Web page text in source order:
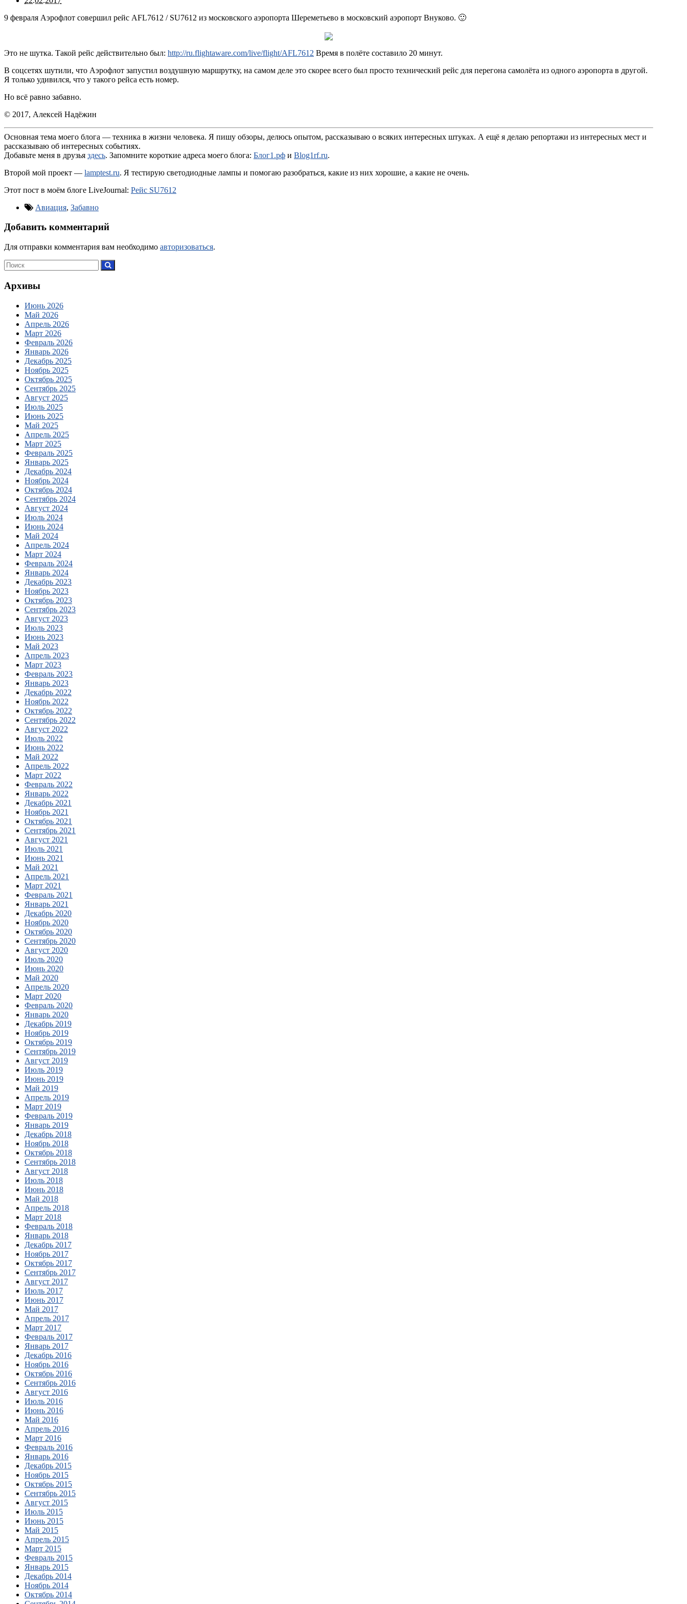
9 февраля Аэрофлот совершил рейс AFL7612 / SU7612 из московского аэропорта Шереметьево в московский аэропорт Внуково. 🙂
Это не шутка. Такой рейс действительно был: http://ru.flightaware.com/live/flight/AFL7612 Время в полёте составило 20 минут.
В соцсетях шутили, что Аэрофлот запустил воздушную маршрутку, на самом деле это скорее всего был просто технический рейс для перегона самолёта из одного аэропорта в другой.
Я только удивился, что у такого рейса есть номер.
Но всё равно забавно.
© 2017, Алексей Надёжин
Основная тема моего блога — техника в жизни человека. Я пишу обзоры, делюсь опытом, рассказываю о всяких интересных штуках. А ещё я делаю репортажи из интересных мест и
рассказываю об интересных событиях.
Добавьте меня в друзья здесь. Запомните короткие адреса моего блога: Блог1.рф и Blog1rf.ru.
Второй мой проект — lamptest.ru. Я тестирую светодиодные лампы и помогаю разобраться, какие из них хорошие, а какие не очень.
Этот пост в моём блоге LiveJournal: Рейс SU7612
Авиация, Забавно
Добавить комментарий
Для отправки комментария вам необходимо авторизоваться.
Архивы
Июнь 2026
Май 2026
Апрель 2026
Март 2026
Февраль 2026
Январь 2026
Декабрь 2025
Ноябрь 2025
Октябрь 2025
Сентябрь 2025
Август 2025
Июль 2025
Июнь 2025
Май 2025
Апрель 2025
Март 2025
Февраль 2025
Январь 2025
Декабрь 2024
Ноябрь 2024
Октябрь 2024
Сентябрь 2024
Август 2024
Июль 2024
Июнь 2024
Май 2024
Апрель 2024
Март 2024
Февраль 2024
Январь 2024
Декабрь 2023
Ноябрь 2023
Октябрь 2023
Сентябрь 2023
Август 2023
Июль 2023
Июнь 2023
Май 2023
Апрель 2023
Март 2023
Февраль 2023
Январь 2023
Декабрь 2022
Ноябрь 2022
Октябрь 2022
Сентябрь 2022
Август 2022
Июль 2022
Июнь 2022
Май 2022
Апрель 2022
Март 2022
Февраль 2022
Январь 2022
Декабрь 2021
Ноябрь 2021
Октябрь 2021
Сентябрь 2021
Август 2021
Июль 2021
Июнь 2021
Май 2021
Апрель 2021
Март 2021
Февраль 2021
Январь 2021
Декабрь 2020
Ноябрь 2020
Октябрь 2020
Сентябрь 2020
Август 2020
Июль 2020
Июнь 2020
Май 2020
Апрель 2020
Март 2020
Февраль 2020
Январь 2020
Декабрь 2019
Ноябрь 2019
Октябрь 2019
Сентябрь 2019
Август 2019
Июль 2019
Июнь 2019
Май 2019
Апрель 2019
Март 2019
Февраль 2019
Январь 2019
Декабрь 2018
Ноябрь 2018
Октябрь 2018
Сентябрь 2018
Август 2018
Июль 2018
Июнь 2018
Май 2018
Апрель 2018
Март 2018
Февраль 2018
Январь 2018
Декабрь 2017
Ноябрь 2017
Октябрь 2017
Сентябрь 2017
Август 2017
Июль 2017
Июнь 2017
Май 2017
Апрель 2017
Март 2017
Февраль 2017
Январь 2017
Декабрь 2016
Ноябрь 2016
Октябрь 2016
Сентябрь 2016
Август 2016
Июль 2016
Июнь 2016
Май 2016
Апрель 2016
Март 2016
Февраль 2016
Январь 2016
Декабрь 2015
Ноябрь 2015
Октябрь 2015
Сентябрь 2015
Август 2015
Июль 2015
Июнь 2015
Май 2015
Апрель 2015
Март 2015
Февраль 2015
Январь 2015
Декабрь 2014
Ноябрь 2014
Октябрь 2014